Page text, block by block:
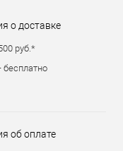
о доставке
руб.*
об оплате